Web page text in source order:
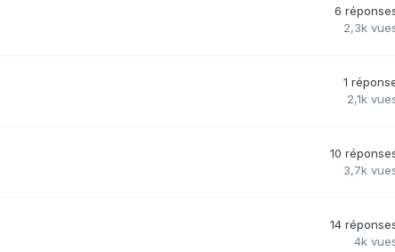
6
2,3k
1
2,1k
10
3,7k
14
4k